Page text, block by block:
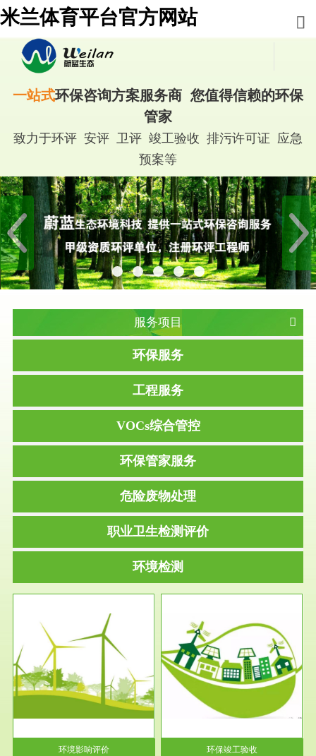
米兰体育平台官方网站
一站式环保咨询方案服务商 您值得信赖的环保
管家
致力于环评 安评 卫评 竣工验收 排污许可证 应急
预案等
服务项目
环保服务
工程服务
VOCs综合管控
环保管家服务
危险废物处理
职业卫生检测评价
环境检测
环境影响评价
服务范围
环保竣工验收
根据《建设项目环境保护管理条
例》第十七条 编制环境影响报
告书、...
环保竣工验收